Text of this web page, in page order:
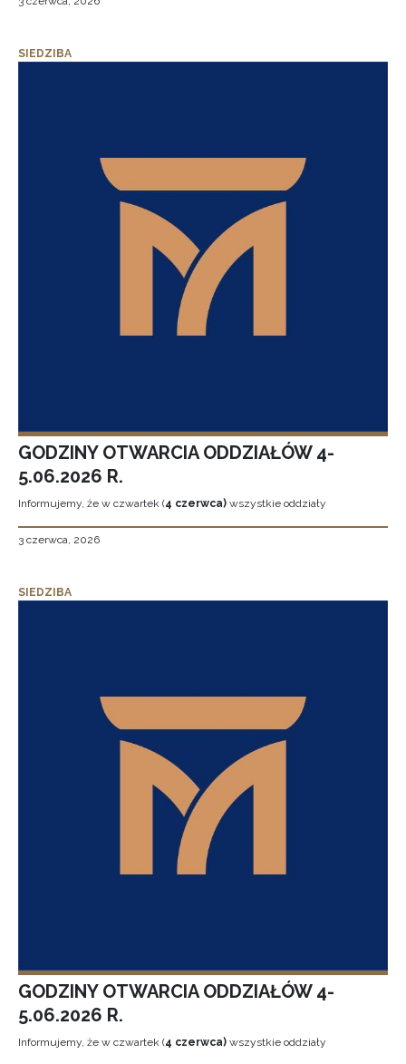
SIEDZIBA
GODZINY OTWARCIA ODDZIAŁÓW 4-
5.06.2026 R.
Informujemy, że w czwartek (4 czerwca) wszystkie oddziały
3 czerwca, 2026
SIEDZIBA
GODZINY OTWARCIA ODDZIAŁÓW 4-
5.06.2026 R.
Informujemy, że w czwartek (4 czerwca) wszystkie oddziały